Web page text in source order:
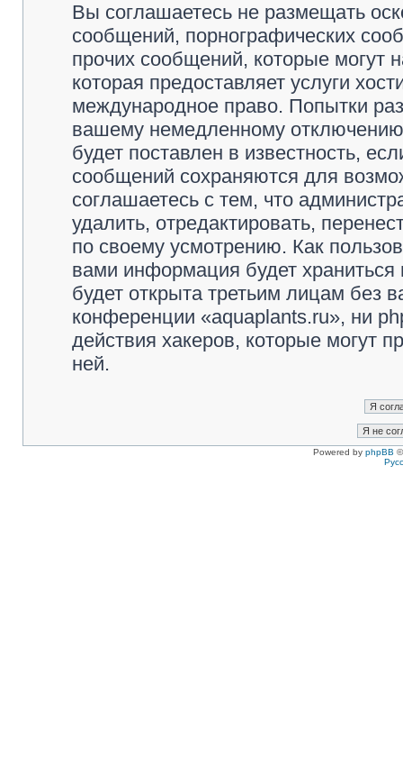
Вы соглашаетесь не размещать
сообщений, порнографических
прочих сообщений, которые могут
которая предоставляет услуги
международное право. Попытки
вашему немедленному
будет поставлен в известность,
сообщений сохраняются для
соглашаетесь с тем, что
удалить, отредактировать,
по своему усмотрению. Как
вами информация будет
будет открыта третьим лицам без
конференции «aquaplants.ru», ни
действия хакеров, которые могут
ней.
Powered by phpBB